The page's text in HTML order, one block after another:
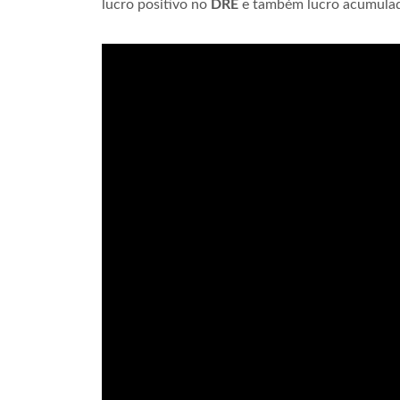
lucro positivo no DRE e também lucro